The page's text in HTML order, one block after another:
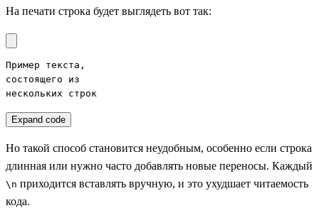
На печати строка будет выглядеть вот так:
Пример текста,
состоящего из
нескольких строк
Expand code
Но такой способ становится неудобным, особенно если строка
длинная или нужно часто добавлять новые переносы. Каждый
\n приходится вставлять вручную, и это ухудшает читаемость
кода.